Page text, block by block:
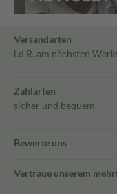
Versandarten
i.d.R. am nächsten
Zahlarten
sicher und bequem
Bewerte uns
Vertraue unserem